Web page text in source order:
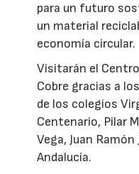
para un futuro
un material
economía circular.
Visitarán el
Cobre gracias a
de los colegios
Centenario, Pilar
Vega, Juan
Andalucía.